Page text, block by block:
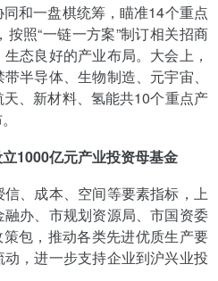
和一盘棋统筹，瞄准14个重点
照“一链一方案”制订相关招商
态良好的产业布局。大会上，
半导体、生物制造、元宇宙、
、新材料、氢能共10个重点产
1000亿元产业投资母基金
、成本、空间等要素指标，上
办、市规划资源局、市国资委
策包，推动各类先进优质生产要
，进一步支持企业到沪兴业投